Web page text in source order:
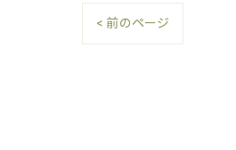
< 前のページ